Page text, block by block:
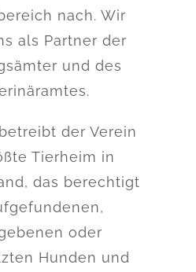
nach. Wir
als Partner der
und des
der Verein
Tierheim in
das berechtigt
oder
Hunden und